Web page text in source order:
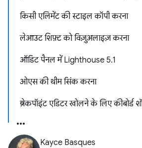
किसी एलिमेंट की स्टाइल कॉपी करना
लेआउट शिफ़्ट को विज़ुअलाइज़ करना
ऑडिट पैनल में Lighthouse 5.1
ओएस की थीम सिंक करना
ब्रेकपॉइंट एडिटर खोलने के लिए कीबोर्ड
Kayce Basques